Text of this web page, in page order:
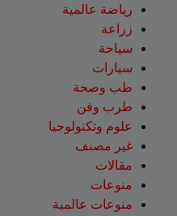
رياضة عالمية
زراعة
سياحة
سيارات
طب وصحة
طرب وفن
علوم وتكنولوجيا
غير مصنف
مقالات
منوعات
منوعات عالمية